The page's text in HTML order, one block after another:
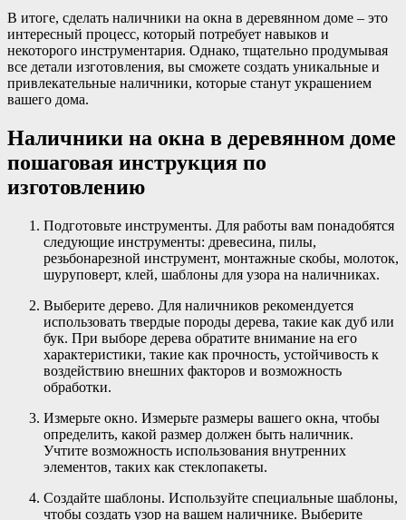
В итоге, сделать наличники на окна в деревянном доме – это
интересный процесс, который потребует навыков и
некоторого инструментария. Однако, тщательно продумывая
все детали изготовления, вы сможете создать уникальные и
привлекательные наличники, которые станут украшением
вашего дома.
Наличники на окна в деревянном доме
пошаговая инструкция по
изготовлению
Подготовьте инструменты. Для работы вам понадобятся
следующие инструменты: древесина, пилы,
резьбонарезной инструмент, монтажные скобы, молоток,
шуруповерт, клей, шаблоны для узора на наличниках.
Выберите дерево. Для наличников рекомендуется
использовать твердые породы дерева, такие как дуб или
бук. При выборе дерева обратите внимание на его
характеристики, такие как прочность, устойчивость к
воздействию внешних факторов и возможность
обработки.
Измерьте окно. Измерьте размеры вашего окна, чтобы
определить, какой размер должен быть наличник.
Учтите возможность использования внутренних
элементов, таких как стеклопакеты.
Создайте шаблоны. Используйте специальные шаблоны,
чтобы создать узор на вашем наличнике. Выберите